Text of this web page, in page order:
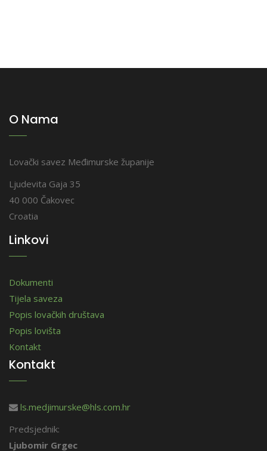
O Nama
Lovački savez Međimurske županije
Ljudevita Gaja 35
40 000 Čakovec
Croatia
Linkovi
Dokumenti
Tijela saveza
Popis lovačkih društava
Popis lovišta
Kontakt
Kontakt
ls.medjimurske@hls.com.hr
Predsjednik:
Ljubomir Grgec